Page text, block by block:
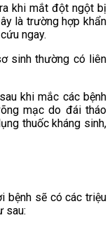
khi mắt đột ngột bị
là trường hợp khẩn
ngay.
sinh thường có liên
khi mắc các bệnh
mạc do đái tháo
thuốc kháng sinh,
bệnh sẽ có các triệu
sau: